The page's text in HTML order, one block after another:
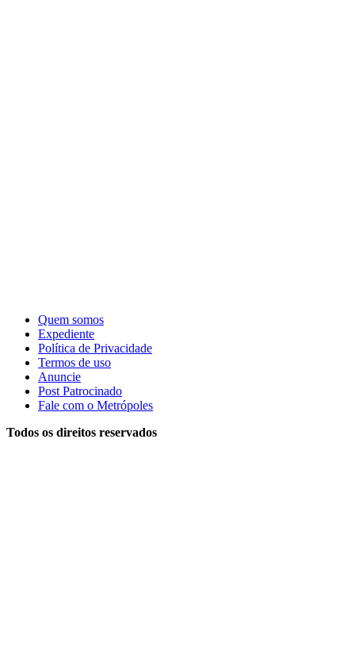
Quem somos
Expediente
Política de Privacidade
Termos de uso
Anuncie
Post Patrocinado
Fale com o Metrópoles
Todos os direitos reservados